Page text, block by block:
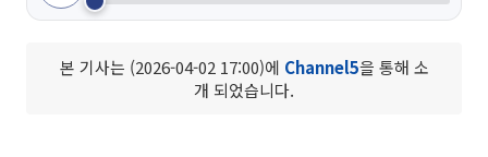
본 기사는 (2026-04-02 17:00)에 Channel5을 통해 소
개 되었습니다.